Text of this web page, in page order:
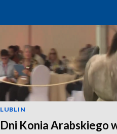
LUBLIN
Dni Konia Arabskiego